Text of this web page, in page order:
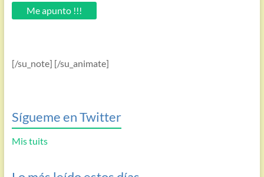
email.Me apunto !!!
[/su_note] [/su_animate]
Sígueme en Twitter
Mis tuits